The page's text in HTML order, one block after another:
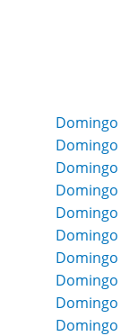
Domingo
Domingo